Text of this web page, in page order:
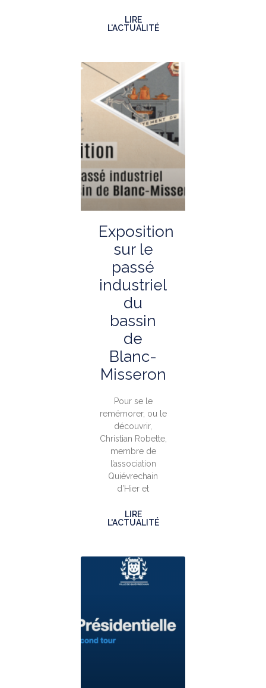
LIRE
L'ACTUALITÉ
Exposition
sur le
passé
industriel
du
bassin
de
Blanc-
Misseron
Pour se le
remémorer, ou le
découvrir,
Christian Robette,
membre de
l’association
Quiévrechain
d’Hier et
LIRE
L'ACTUALITÉ